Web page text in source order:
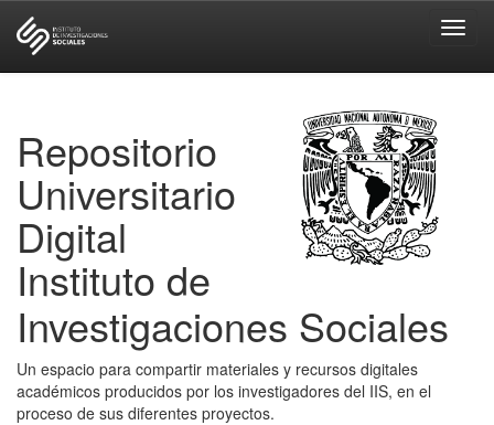
Repositorio
Universitario
Digital
Instituto de
Investigaciones Sociales
Un espacio para compartir materiales y recursos digitales
académicos producidos por los investigadores del IIS, en el
proceso de sus diferentes proyectos.